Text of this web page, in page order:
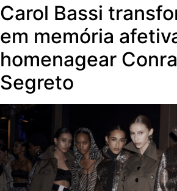
Carol Bassi
em memória
homenagear
Segreto